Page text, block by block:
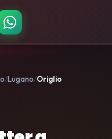
Lugano Origlio